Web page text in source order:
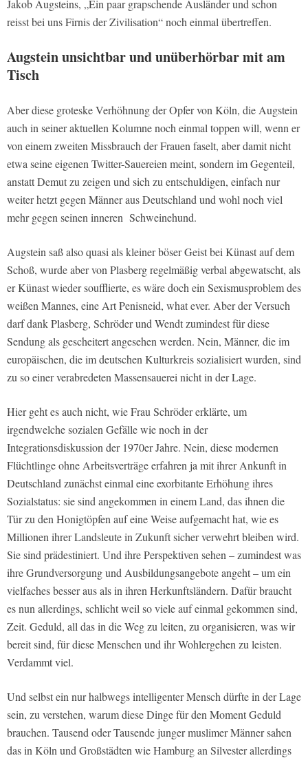
Jakob Augsteins, „Ein paar grapschende Ausländer und schon
reisst bei uns Firnis der Zivilisation“ noch einmal übertreffen.
Augstein unsichtbar und unüberhörbar mit am
Tisch
Aber diese groteske Verhöhnung der Opfer von Köln, die Augstein
auch in seiner aktuellen Kolumne noch einmal toppen will, wenn er
von einem zweiten Missbrauch der Frauen faselt, aber damit nicht
etwa seine eigenen Twitter-Sauereien meint, sondern im Gegenteil,
anstatt Demut zu zeigen und sich zu entschuldigen, einfach nur
weiter hetzt gegen Männer aus Deutschland und wohl noch viel
mehr gegen seinen inneren Schweinehund.
Augstein saß also quasi als kleiner böser Geist bei Künast auf dem
Schoß, wurde aber von Plasberg regelmäßig verbal abgewatscht, als
er Künast wieder soufflierte, es wäre doch ein Sexismusproblem des
weißen Mannes, eine Art Penisneid, what ever. Aber der Versuch
darf dank Plasberg, Schröder und Wendt zumindest für diese
Sendung als gescheitert angesehen werden. Nein, Männer, die im
europäischen, die im deutschen Kulturkreis sozialisiert wurden, sind
zu so einer verabredeten Massensauerei nicht in der Lage.
Hier geht es auch nicht, wie Frau Schröder erklärte, um
irgendwelche sozialen Gefälle wie noch in der
Integrationsdiskussion der 1970er Jahre. Nein, diese modernen
Flüchtlinge ohne Arbeitsverträge erfahren ja mit ihrer Ankunft in
Deutschland zunächst einmal eine exorbitante Erhöhung ihres
Sozialstatus: sie sind angekommen in einem Land, das ihnen die
Tür zu den Honigtöpfen auf eine Weise aufgemacht hat, wie es
Millionen ihrer Landsleute in Zukunft sicher verwehrt bleiben wird.
Sie sind prädestiniert. Und ihre Perspektiven sehen – zumindest was
ihre Grundversorgung und Ausbildungsangebote angeht – um ein
vielfaches besser aus als in ihren Herkunftsländern. Dafür braucht
es nun allerdings, schlicht weil so viele auf einmal gekommen sind,
Zeit. Geduld, all das in die Weg zu leiten, zu organisieren, was wir
bereit sind, für diese Menschen und ihr Wohlergehen zu leisten.
Verdammt viel.
Und selbst ein nur halbwegs intelligenter Mensch dürfte in der Lage
sein, zu verstehen, warum diese Dinge für den Moment Geduld
brauchen. Tausend oder Tausende junger muslimer Männer sahen
das in Köln und Großstädten wie Hamburg an Silvester allerdings